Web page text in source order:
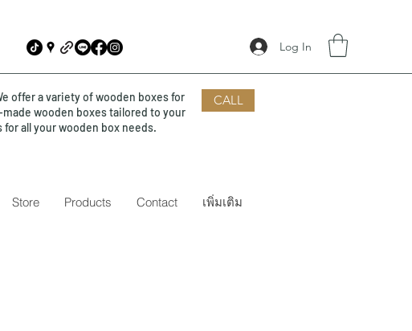
Log In
offer a variety of wooden boxes for
wooden boxes tailored to your
all your wooden box needs.
CALL
Store Products Contact เพิ่มเติม